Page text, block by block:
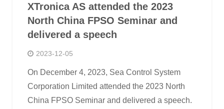
XTronica AS attended the 2023
North China FPSO Seminar and
delivered a speech
2023-12-05
On December 4, 2023, Sea Control System
Corporation Limited attended the 2023 North
China FPSO Seminar and delivered a speech.